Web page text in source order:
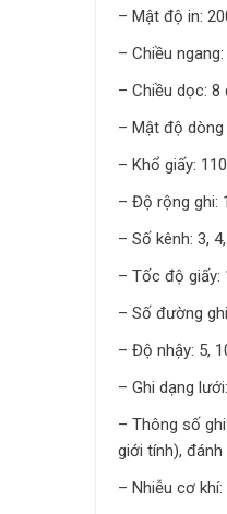
– Mật độ in:
– Chiều
– Chiều dọc:
– Mật độ
– Khổ giấy:
– Độ rộng ghi:
– Số kênh: 3,
– Tốc độ giấy:
– Số đường
– Độ nhậy: 5,
– Ghi dạng
– Thông số
giới tính),
– Nhiễu cơ